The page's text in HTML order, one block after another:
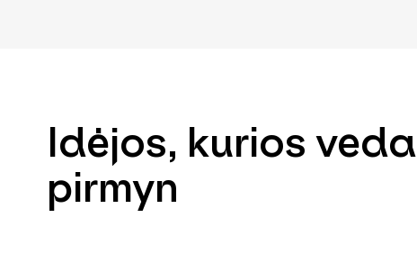
Idėjos, kurios veda
pirmyn